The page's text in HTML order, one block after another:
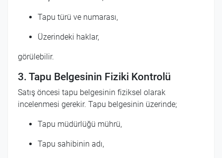
Tapu türü ve numarası,
Üzerindeki haklar,
görülebilir.
3. Tapu Belgesinin Fiziki Kontrolü
Satış öncesi tapu belgesinin fiziksel olarak
incelenmesi gerekir. Tapu belgesinin üzerinde;
Tapu müdürlüğü mührü,
Tapu sahibinin adı,